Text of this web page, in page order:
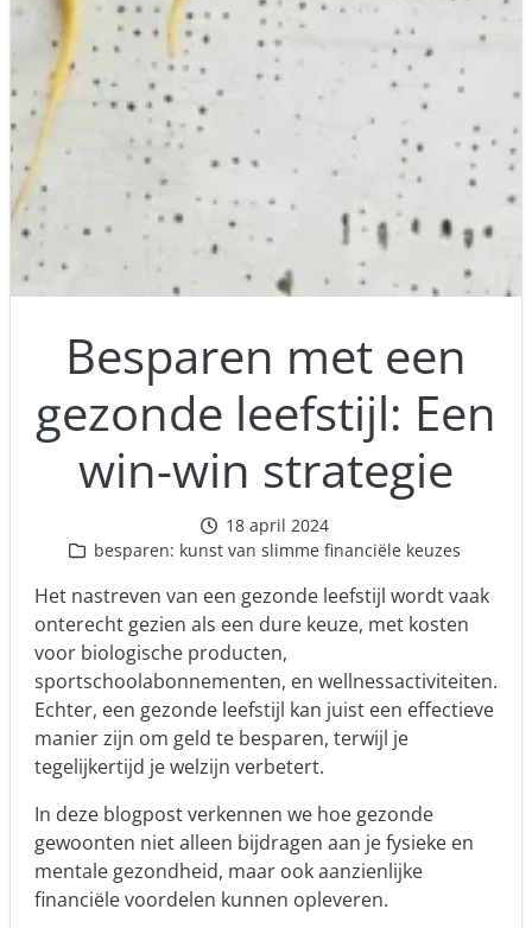
Besparen met een
gezonde leefstijl: Een
win-win strategie
18 april 2024
besparen: kunst van slimme financiële keuzes
Het nastreven van een gezonde leefstijl wordt vaak
onterecht gezien als een dure keuze, met kosten
voor biologische producten,
sportschoolabonnementen, en wellnessactiviteiten.
Echter, een gezonde leefstijl kan juist een effectieve
manier zijn om geld te besparen, terwijl je
tegelijkertijd je welzijn verbetert.
In deze blogpost verkennen we hoe gezonde
gewoonten niet alleen bijdragen aan je fysieke en
mentale gezondheid, maar ook aanzienlijke
financiële voordelen kunnen opleveren.